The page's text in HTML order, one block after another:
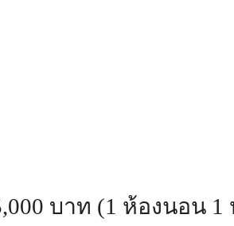
บาท (1 ห้องนอน 1